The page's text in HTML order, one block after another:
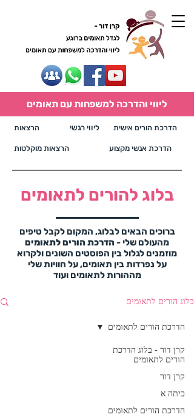
הדרכת הורים אישית הרצאות
הרצאות מוקלטות הדרכת אנשי מקצוע
ליווי והדרכה למשפחות עם תאומים
ליווי רגשי
בלוג להורים לתאומים
ברוכים הבאים לבלוג, המקום לקבל טיפים
מהעולם שלי -הדרכת הורים לתאומים
מוזמנים לגלול בין הפוסטים השונים ולקרוא
על נפרדות בין תאומים, על חוויות שלי
מההורות לתאומים ועוד
בלוג הורים לתאומים
קרן דור - בלוג הדרכת
הורים לתאומים
קרן דור
כיתה א
הדרכת הורים לתאומים
הדרכת הורים לתאומים